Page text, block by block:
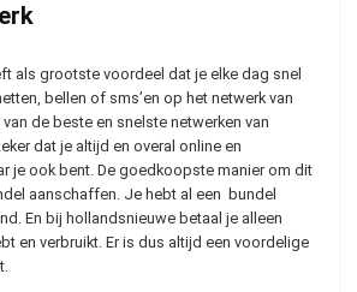
als grootste voordeel dat je elke dag snel
bellen of sms’en op het netwerk van
de beste en snelste netwerken van
dat je altijd en overal online en
je ook bent. De goedkoopste manier om dit
aanschaffen. Je hebt al een bundel
En bij hollandsnieuwe betaal je alleen
en verbruikt. Er is dus altijd een voordelige